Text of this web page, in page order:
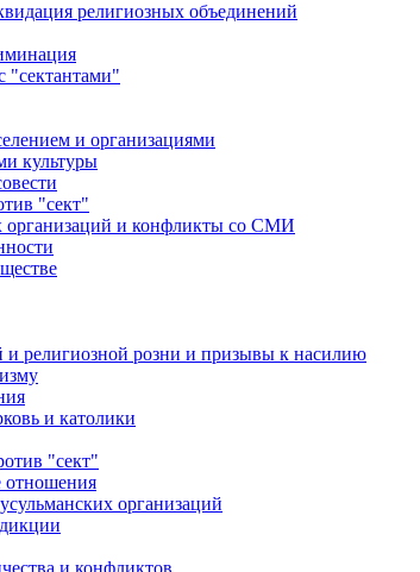
религиозных объединений
"сектантами"
и организациями
культуры
"сект"
организаций и конфликты со СМИ
и религиозной розни и призывы к насилию
и католики
"сект"
отношения
организаций